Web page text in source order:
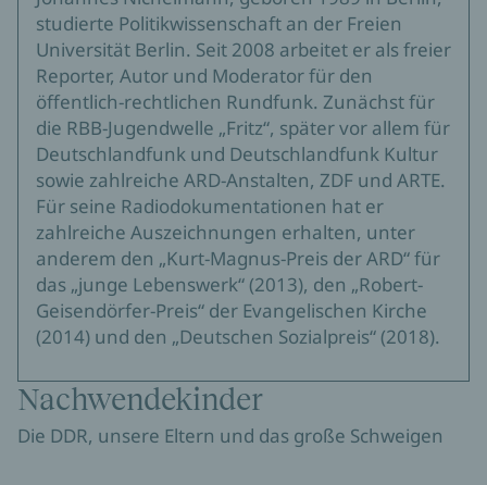
studierte Politikwissenschaft an der Freien
Universität Berlin. Seit 2008 arbeitet er als freier
Reporter, Autor und Moderator für den
öffentlich-rechtlichen Rundfunk. Zunächst für
die RBB-Jugendwelle „Fritz“, später vor allem für
Deutschlandfunk und Deutschlandfunk Kultur
sowie zahlreiche ARD-Anstalten, ZDF und ARTE.
Für seine Radiodokumentationen hat er
zahlreiche Auszeichnungen erhalten, unter
anderem den „Kurt-Magnus-Preis der ARD“ für
das „junge Lebenswerk“ (2013), den „Robert-
Geisendörfer-Preis“ der Evangelischen Kirche
(2014) und den „Deutschen Sozialpreis“ (2018).
Nachwendekinder
Die DDR, unsere Eltern und das große Schweigen